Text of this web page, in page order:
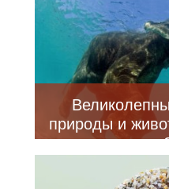
природы и
конкурса